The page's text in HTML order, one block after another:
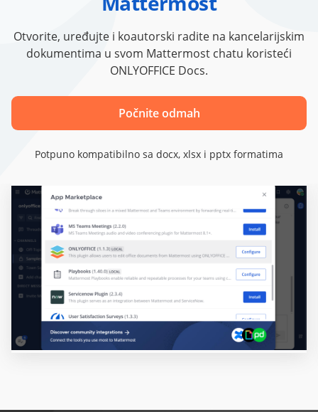
Otvorite, uređujte i koautorski radite na kancelarijskim
dokumentima u svom Mattermost chatu koristeći
ONLYOFFICE Docs.
Počnite odmah
Potpuno kompatibilno sa docx, xlsx i pptx formatima